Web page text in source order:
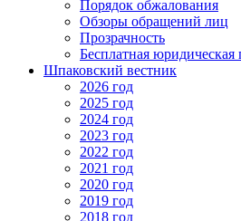
Порядок обжалования
Обзоры обращений лиц
Прозрачность
Бесплатная
Шпаковский вестник
2026 год
2025 год
2024 год
2023 год
2022 год
2021 год
2020 год
2019 год
2018 год